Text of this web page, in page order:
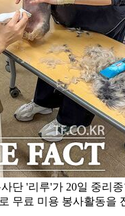
단 '리루'가 20일 중리
무료 미용 봉사활동을